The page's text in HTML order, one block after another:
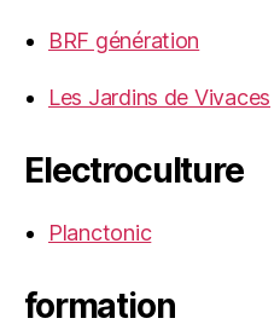
BRF génération
Les Jardins de Vivaces
Electroculture
Planctonic
formation